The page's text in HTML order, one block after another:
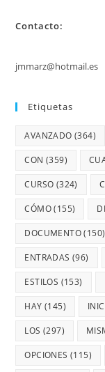
Contacto:
jmmarz@hotmail.es
Etiquetas
AVANZADO (364)
CON (359)
CURSO (324)
CÓMO(155)
DOCUMENTO(150)
ENTRADAS (96)
ESTILOS (153)
HAY (145)
LOS (297)
OPCIONES (115)